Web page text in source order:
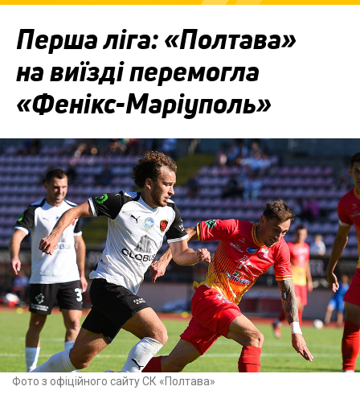
Перша ліга: «Полтава»
на виїзді перемогла
«Фенікс-Маріуполь»
Фото з офіційного сайту СК «Полтава»